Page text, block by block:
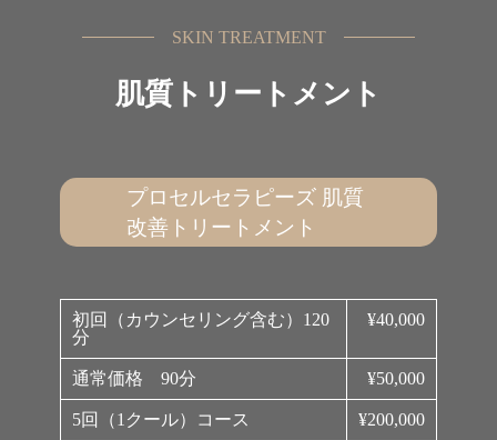
SKIN TREATMENT
肌質トリートメント
プロセルセラピーズ 肌質
改善トリートメント
初回（カウンセリング含む）120
分
¥40,000
通常価格 90分 ¥50,000
5回（1クール）コース ¥200,000